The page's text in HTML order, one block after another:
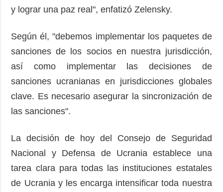
Releases
y lograr una paz real", enfatizó Zelensky.
Según él, "debemos implementar los paquetes de
sanciones de los socios en nuestra jurisdicción,
así como implementar las decisiones de
sanciones ucranianas en jurisdicciones globales
clave. Es necesario asegurar la sincronización de
las sanciones".
La decisión de hoy del Consejo de Seguridad
Nacional y Defensa de Ucrania establece una
tarea clara para todas las instituciones estatales
de Ucrania y les encarga intensificar toda nuestra